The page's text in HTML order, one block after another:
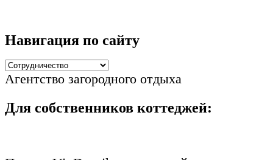
Навигация по сайту
Агентство загородного отдыха
Для собственников коттеджей: